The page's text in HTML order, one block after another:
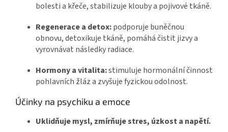
bolesti a křeče, stabilizuje klouby a pojivové tkáně.
Regenerace a detox:podporuje buněčnou
obnovu, detoxikuje tkáně, pomáhá čistit jizvy a
vyrovnávat následky radiace.
Hormony a vitalita:stimuluje hormonální činnost
pohlavních žláz a zvyšuje fyzickou odolnost.
Účinky na psychiku a emoce
Uklidňuje mysl, zmírňuje stres, úzkost a napětí.